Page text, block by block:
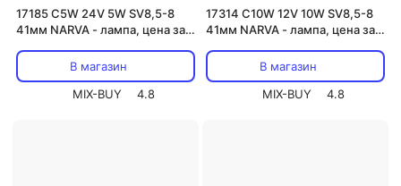
17185 C5W 24V 5W SV8,5-8
41мм NARVA - лампа, цена за 1
В магазин
MIX-BUY
4.8
17314 C10W 12V 10W SV8,5-8
41мм NARVA - лампа, цена за 1
В магазин
MIX-BUY
4.8